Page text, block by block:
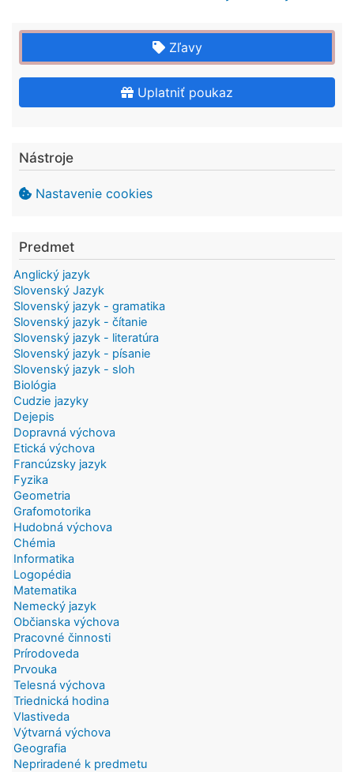
Zľavy
Uplatniť poukaz
Nástroje
Nastavenie cookies
Predmet
Anglický jazyk
Slovenský Jazyk
Slovenský jazyk - gramatika
Slovenský jazyk - čítanie
Slovenský jazyk - literatúra
Slovenský jazyk - písanie
Slovenský jazyk - sloh
Biológia
Cudzie jazyky
Dejepis
Dopravná výchova
Etická výchova
Francúzsky jazyk
Fyzika
Geometria
Grafomotorika
Hudobná výchova
Chémia
Informatika
Logopédia
Matematika
Nemecký jazyk
Občianska výchova
Pracovné činnosti
Prírodoveda
Prvouka
Telesná výchova
Triednická hodina
Vlastiveda
Výtvarná výchova
Geografia
Nepriradené k predmetu